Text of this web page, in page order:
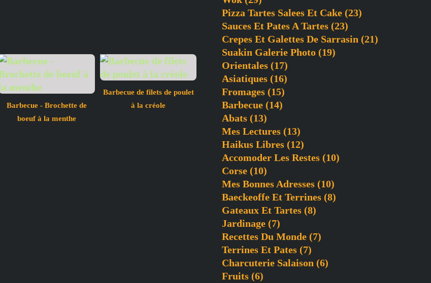
Barbecue - Brochette de
boeuf à la menthe
Barbecue de filets de poulet
à la créole
Pizza Tartes Salees Et Cake (23)
Sauces Et Pates A Tartes (23)
Crepes Et Galettes De Sarrasin (21)
Suakin Galerie Photo (19)
Orientales (17)
Asiatiques (16)
Fromages (15)
Barbecue (14)
Abats (13)
Mes Lectures (13)
Haikus Libres (12)
Accomoder Les Restes (10)
Corse (10)
Mes Bonnes Adresses (10)
Baeckeoffe Et Terrines (8)
Gateaux Et Tartes (8)
Jardinage (7)
Recettes Du Monde (7)
Terrines Et Pates (7)
Charcuterie Salaison (6)
Fruits (6)